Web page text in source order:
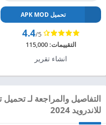
تحميل APK MOD
4.4/5
التقييمات:115,000
انشاء تقرير
للاندرويد 2024